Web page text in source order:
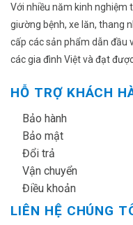
Với nhiều năm kinh nghiệm
giường bệnh, xe lăn, thang
cấp các sản phẩm dẫn đầu
các gia đình Việt và đạt
HỖ TRỢ KHÁCH
Bảo hành
Bảo mật
Đổi trả
Vận chuyển
Điều khoản
LIÊN HỆ CHÚNG